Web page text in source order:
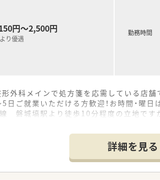
の方から中途入社の方まで、永続的に成長
合研修、マンツーマン指導に基づくOJT
表奨励、教育専任スタッフによる個別フ
円～2,500円
り優遇
勤務時間
外科メインで処方箋を応需している店舗
ご就業いただける方歓迎！お時間・曜日
磐城塙駅より徒歩10分程度の立地ですが
ざした病院が近くにあり、在宅にも取り
幅広い方にお越しいただけるようにバリ
前から自社で調剤システム開発を行って
選択式のため、効率よく書けるので「音声
ムで、調剤過誤へ万全の対策を整えて
詳細を見る